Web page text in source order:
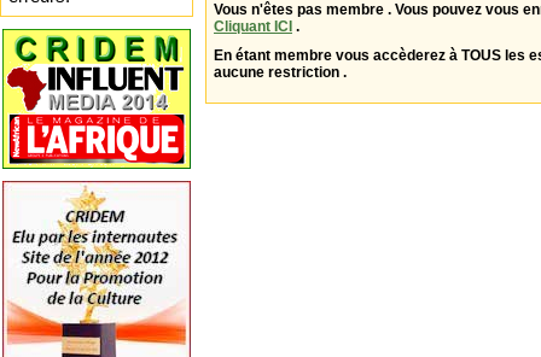
Vous n'êtes pas membre . Vous pouvez vous
Cliquant ICI .
En étant membre vous accèderez à TOUS les
aucune restriction .